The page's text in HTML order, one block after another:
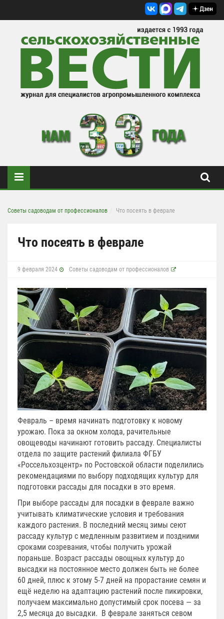
Советы садоводам от профессионалов Что посеять в феврале
Что посеять в феврале
9 февраля 2024 Советы садоводам от профессионалов
Февраль – время начинать подготовку к новому
урожаю. Пока за окном холода, рачительные
овощеводы начинают готовить рассаду. Специалисты
отдела по защите растений филиала ФГБУ
«Россельхозцентр» по Ростовской области поделились
рекомендациями по выбору подходящих культур для
подготовки рассады для посадки в это время.
При выборе рассады для посадки в феврале важно
учитывать климатические условия и требования
каждого растения. В последний месяц зимы сеют
рассаду культур с медленным развитием и поздними
сроками созревания, чтобы получить урожай
пораньше. Возраст рассады овощных культур до
высадки на постоянное место должен быть не более
60 дней, плюс к этому 5-7 дней на прорастание семян и
ещё неделю на адаптацию растений после пикировки,
получаем максимально допустимый срок посева — за
2,5 месяца до высадки. В феврале заняться севом